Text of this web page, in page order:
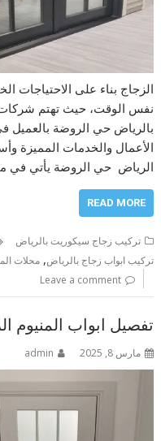
الزجاج بناء على الاحتياجات
نفس الوقت، حيث تهتم شركات
بالرياض حي الروضة بالعميل
الأعمال والخدمات المميزة
الرياض حي الروضة يأتي في
READ MORE
تركيب زجاج سيكوريت بالرياض
تركيب ابواب زجاج بالرياض,محلات
Leave a comment
تفصيل ابواب المنيوم الرياض
مارس 8, 2025 admin